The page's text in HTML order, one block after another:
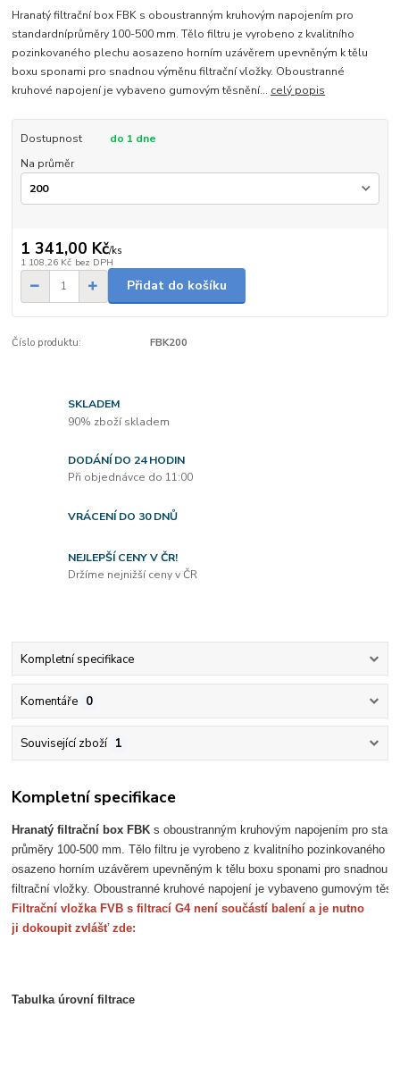
Hranatý filtrační box FBK s oboustranným kruhovým napojením pro
standardníprůměry 100-500 mm. Tělo filtru je vyrobeno z kvalitního
pozinkovaného plechu aosazeno horním uzávěrem upevněným k tělu
boxu sponami pro snadnou výměnu filtrační vložky. Oboustranné
kruhové napojení je vybaveno gumovým těsnění... celý popis
Dostupnost
do 1 dne
Na průměr
1 341,00 Kč/ks
1 108,26 Kč bez DPH
Přidat do košíku
Číslo produktu: FBK200
SKLADEM
90% zboží skladem
DODÁNÍ DO 24 HODIN
Při objednávce do 11:00
VRÁCENÍ DO 30 DNŮ
NEJLEPŠÍ CENY V ČR!
Držíme nejnižší ceny v ČR
Kompletní specifikace
Komentáře 0
Související zboží 1
Kompletní specifikace
Hranatý filtrační box FBK s oboustranným kruhovým napojením pro
průměry 100-500 mm. Tělo filtru je vyrobeno z kvalitního pozinkovaného
osazeno horním uzávěrem upevněným k tělu boxu sponami pro snadnou
filtrační vložky. Oboustranné kruhové napojení je vybaveno gumovým
Filtrační vložka FVB s filtrací G4 není součástí balení a je nutno
ji dokoupit zvlášť zde:
Tabulka úrovní filtrace